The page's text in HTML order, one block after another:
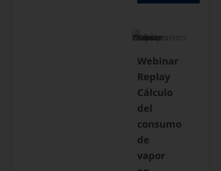
Webinar
Replay
Cálculo
del
consumo
de
vapor